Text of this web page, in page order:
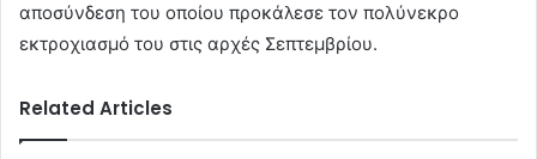
αποσύνδεση του οποίου προκάλεσε τον πολύνεκρο
εκτροχιασμό του στις αρχές Σεπτεμβρίου.
Related Articles